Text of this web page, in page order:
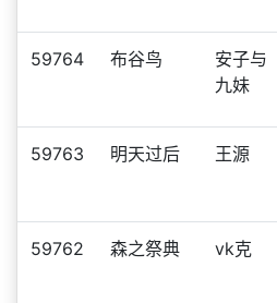
59764 布谷鸟
安子与
九妹
59763 明天过后 王源
59762 森之祭典 vk克